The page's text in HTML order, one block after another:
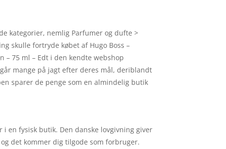
kategorier, nemlig Parfumer og dufte >
skulle fortryde købet af Hugo Boss –
– 75 ml – Edt i den kendte webshop
mange på jagt efter deres mål, deriblandt
sparer de penge som en almindelig butik
en fysisk butik. Den danske lovgivning giver
det kommer dig tilgode som forbruger.